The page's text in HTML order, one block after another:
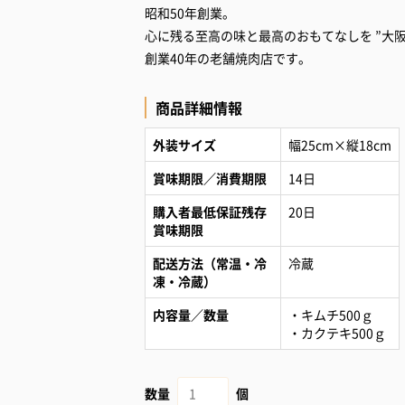
昭和50年創業。
心に残る至高の味と最高のおもてなしを ”大
創業40年の老舗焼肉店です。
商品詳細情報
外装サイズ
幅25cm×縦18cm
賞味期限／消費期限
14日
購入者最低保証残存
賞味期限
20日
配送方法（常温・冷
凍・冷蔵）
冷蔵
内容量／数量
・キムチ500ｇ
・カクテキ500ｇ
数量 個